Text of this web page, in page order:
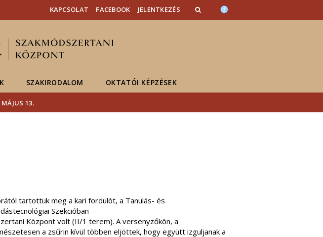
KAPCSOLAT FACEBOOK JELENTKEZÉS
SZAKIRODALOM OKTATÓI KÉPZÉSEK
13.
tartottuk meg a kari fordulót, a Tanulás- és
Szekcióban
Központ volt (II/1 terem). A versenyzőkön, a
a zsűrin kívül többen eljöttek, hogy együtt izguljanak a